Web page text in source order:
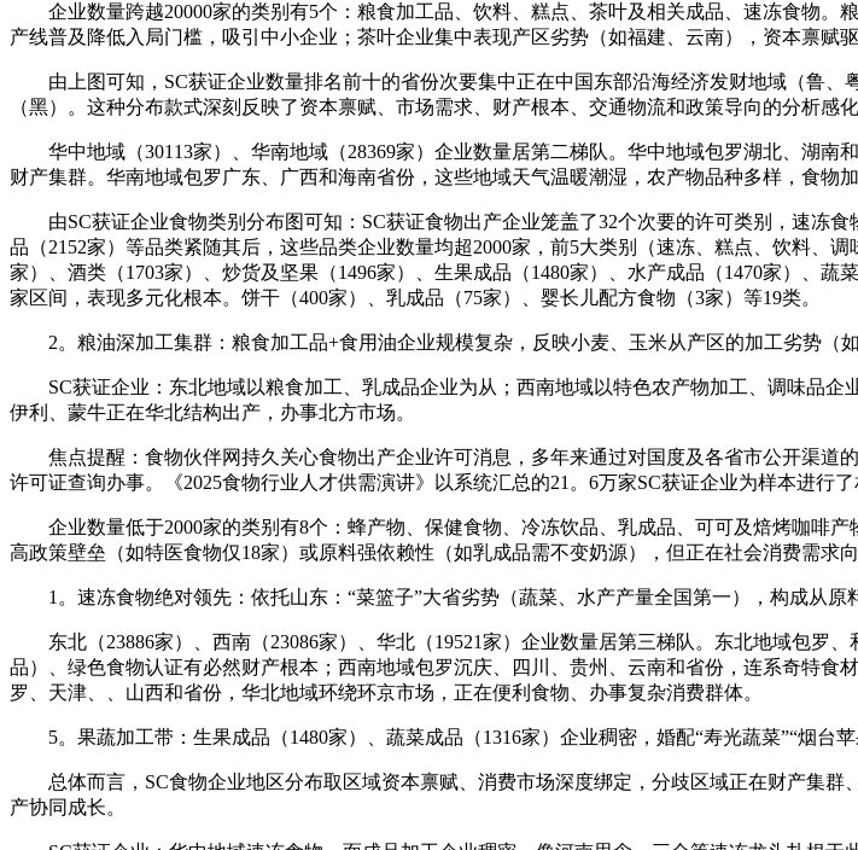
企业数量跨越20000家的类别有5个：粮食加工品、饮料、糕点、茶叶及相关成品、速冻食物。
产线普及降低入局门槛，吸引中小企业；茶叶企业集中表现产区劣势（如福建、云南），资本禀赋驱
由上图可知，SC获证企业数量排名前十的省份次要集中正在中国东部沿海经济发财地域（鲁、
（黑）。这种分布款式深刻反映了资本禀赋、市场需求、财产根本、交通物流和政策导向的分析感
华中地域（30113家）、华南地域（28369家）企业数量居第二梯队。华中地域包罗湖北、湖南
财产集群。华南地域包罗广东、广西和海南省份，这些地域天气温暖潮湿，农产物品种多样，食物
由SC获证企业食物类别分布图可知：SC获证食物出产企业笼盖了32个次要的许可类别，速冻食
品（2152家）等品类紧随其后，这些品类企业数量均超2000家，前5大类别（速冻、糕点、饮料、
家）、酒类（1703家）、炒货及坚果（1496家）、生果成品（1480家）、水产成品（1470家）、
家区间，表现多元化根本。饼干（400家）、乳成品（75家）、婴长儿配方食物（3家）等19类。
2。粮油深加工集群：粮食加工品+食用油企业规模复杂，反映小麦、玉米从产区的加工劣势（如
SC获证企业：东北地域以粮食加工、乳成品企业为从；西南地域以特色农产物加工、调味品企
伊利、蒙牛正在华北结构出产，办事北方市场。
焦点提醒：食物伙伴网持久关心食物出产企业许可消息，多年来通过对国度及各省市公开渠道
许可证查询办事。《2025食物行业人才供需演讲》以系统汇总的21。6万家SC获证企业为样本进
企业数量低于2000家的类别有8个：蜂产物、保健食物、冷冻饮品、乳成品、可可及焙烤咖啡
高政策壁垒（如特医食物仅18家）或原料强依赖性（如乳成品需不变奶源），但正在社会消费需求
1。速冻食物绝对领先：依托山东：“菜篮子”大省劣势（蔬菜、水产产量全国第一），构成从原
东北（23886家）、西南（23086家）、华北（19521家）企业数量居第三梯队。东北地域包罗
品）、绿色食物认证有必然财产根本；西南地域包罗沉庆、四川、贵州、云南和省份，连系奇特
罗、天津、、山西和省份，华北地域环绕环京市场，正在便利食物、办事复杂消费群体。
5。果蔬加工带：生果成品（1480家）、蔬菜成品（1316家）企业稠密，婚配“寿光蔬菜”“烟台苹
总体而言，SC食物企业地区分布取区域资本禀赋、消费市场深度绑定，分歧区域正在财产集群
产协同成长。